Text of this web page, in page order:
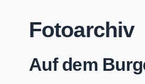
Fotoarchiv
Auf dem